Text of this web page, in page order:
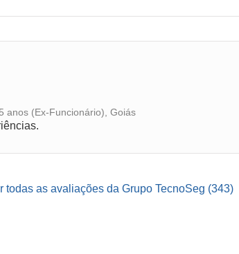
anos (Ex-Funcionário), Goiás
todas as avaliações da Grupo TecnoSeg (343)